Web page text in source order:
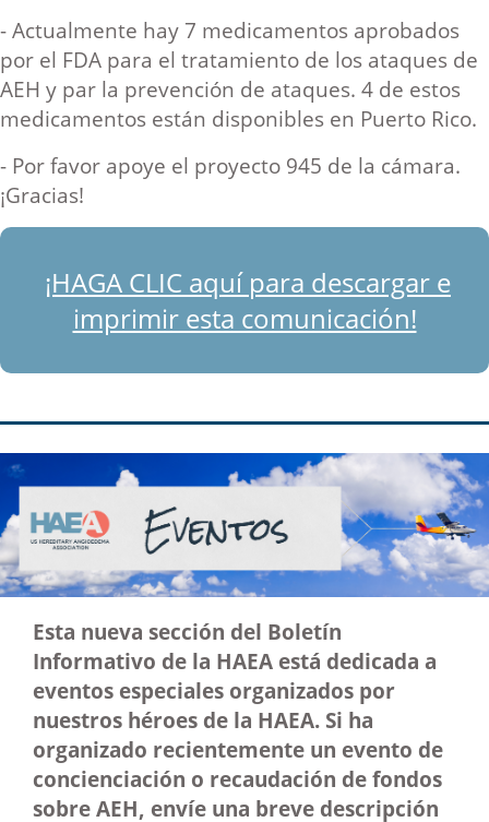
- Actualmente hay 7 medicamentos aprobados
por el FDA para el tratamiento de los ataques de
AEH y par la prevención de ataques. 4 de estos
medicamentos están disponibles en Puerto Rico.
- Por favor apoye el proyecto 945 de la cámara.
¡Gracias!
¡HAGA CLIC aquí para descargar e
imprimir esta comunicación!
Esta nueva sección del Boletín
Informativo de la HAEA está dedicada a
eventos especiales organizados por
nuestros héroes de la HAEA. Si ha
organizado recientemente un evento de
concienciación o recaudación de fondos
sobre AEH, envíe una breve descripción